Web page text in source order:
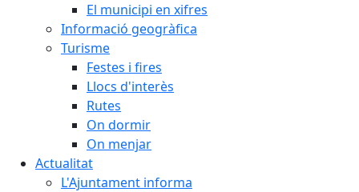
El municipi en xifres
Informació geogràfica
Turisme
Festes i fires
Llocs d'interès
Rutes
On dormir
On menjar
Actualitat
L'Ajuntament informa